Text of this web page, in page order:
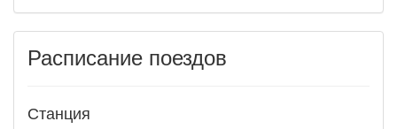
Расписание поездов
Станция